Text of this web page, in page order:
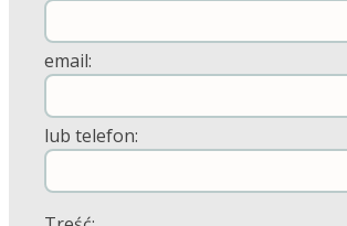
email:
lub telefon: